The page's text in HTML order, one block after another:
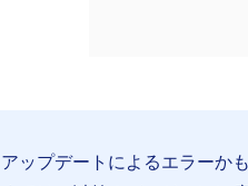
アップデートによるエラーか